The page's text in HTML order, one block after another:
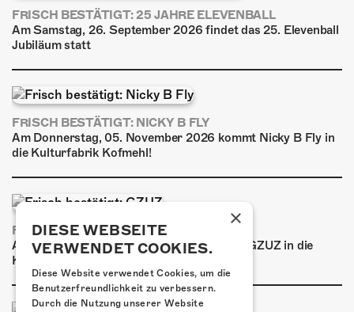
FRISCH BESTÄTIGT: 25 JAHRE ELEVENBALL
Am Samstag, 26. September 2026 findet das 25. Elevenball
Jubiläum statt
FRISCH BESTÄTIGT: NICKY B FLY
Am Donnerstag, 05. November 2026 kommt Nicky B Fly in
die Kulturfabrik Kofmehl!
FRISCH BESTÄTIGT: GZUZ
Am Donnerstag, 29. Oktober 2026 kommt GZUZ in die
Kulturfabrik Kofmehl!
×
DIESE WEBSEITE
VERWENDET COOKIES.
Diese Website verwendet Cookies, um die
Benutzerfreundlichkeit zu verbessern.
Durch die Nutzung unserer Website